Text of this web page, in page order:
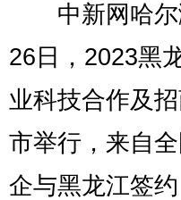
中新网哈尔
26日，2023黑
业科技合作及
市举行，来自
企与黑龙江签